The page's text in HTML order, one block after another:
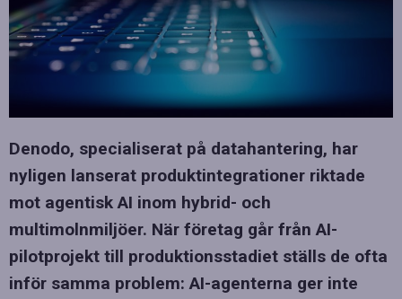
Denodo, specialiserat på datahantering, har
nyligen lanserat produktintegrationer riktade
mot agentisk AI inom hybrid- och
multimolnmiljöer. När företag går från AI-
pilotprojekt till produktionsstadiet ställs de ofta
inför samma problem: AI-agenterna ger inte